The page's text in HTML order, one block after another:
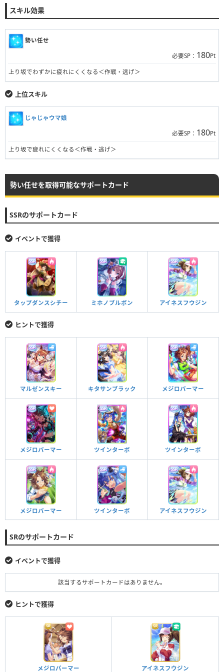
スキル効果
勢い任せ
必要SP： 180Pt
上り坂でわずかに疲れにくくなる＜作戦・逃げ＞
上位スキル
じゃじゃウマ娘
必要SP： 180Pt
上り坂で疲れにくくなる＜作戦・逃げ＞
勢い任せを取得可能なサポートカード
SSRのサポートカード
イベントで獲得
タップダンスシチー ミホノブルボン アイネスフウジン
ヒントで獲得
マルゼンスキー キタサンブラック メジロパーマー
メジロパーマー ツインターボ ツインターボ
メジロパーマー ツインターボ アイネスフウジン
SRのサポートカード
イベントで獲得
該当するサポートカードはありません。
ヒントで獲得
メジロパーマー アイネスフウジン